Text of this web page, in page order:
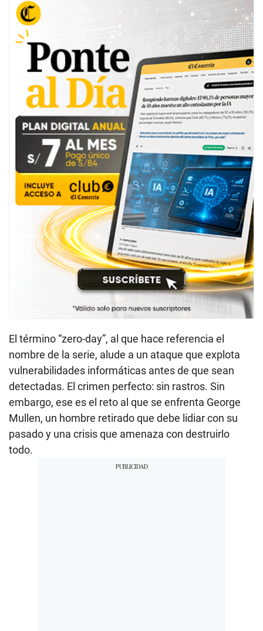
El término “zero-day”, al que hace referencia el
nombre de la serie, alude a un ataque que explota
vulnerabilidades informáticas antes de que sean
detectadas. El crimen perfecto: sin rastros. Sin
embargo, ese es el reto al que se enfrenta George
Mullen, un hombre retirado que debe lidiar con su
pasado y una crisis que amenaza con destruirlo
todo.